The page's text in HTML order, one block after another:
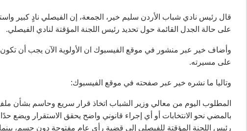
قال رئيس نادي شباب الأردن سليم خير، الجمعة، إن الفيصلي نادٍ كبير
على حالة الجدل القائمة حول تحديد رئيس اللجنة المؤقتة لنادي الفيصلي.
وأضاف خير عبر منشور في موقع الفيسبوك ان الأولوية الآن يجب أن تكون
على مسيرته.
وتاليا ما نشره خير عبر صفحته في موقع الفيسبوك:
المطلوب اليوم من معالي وزير الشباب اتخاذ قرار سريع وحاسم بشأن
بالمضي نحو الانتخابات أو أي إجراء قانوني واضح يحقق الاستقرار ويضع
رئيس اللجنة المؤقتة للفيصلي إلى قضية رأي عام مفتوحة دون حسم،